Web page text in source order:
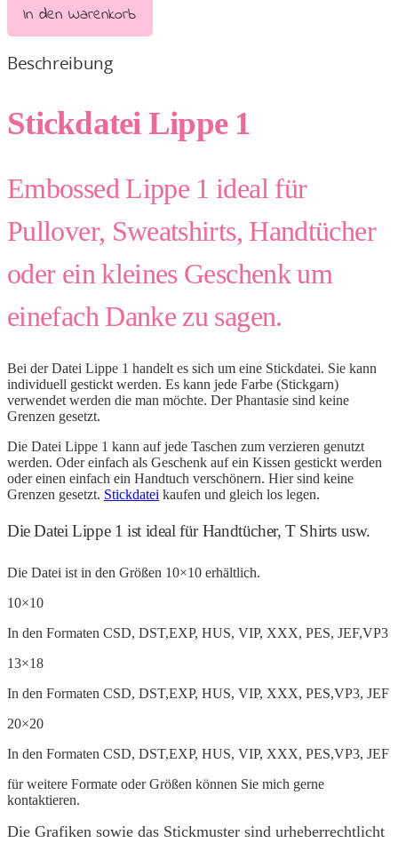
In den Warenkorb
Beschreibung
Stickdatei Lippe 1
Embossed Lippe 1 ideal für
Pullover, Sweatshirts, Handtücher
oder ein kleines Geschenk um
einefach Danke zu sagen.
Bei der Datei Lippe 1 handelt es sich um eine Stickdatei. Sie kann
individuell gestickt werden. Es kann jede Farbe (Stickgarn)
verwendet werden die man möchte. Der Phantasie sind keine
Grenzen gesetzt.
Die Datei Lippe 1 kann auf jede Taschen zum verzieren genutzt
werden. Oder einfach als Geschenk auf ein Kissen gestickt werden
oder einen einfach ein Handtuch verschönern. Hier sind keine
Grenzen gesetzt. Stickdatei kaufen und gleich los legen.
Die Datei Lippe 1 ist ideal für Handtücher, T Shirts usw.
Die Datei ist in den Größen 10×10 erhältlich.
10×10
In den Formaten CSD, DST,EXP, HUS, VIP, XXX, PES, JEF,VP3
13×18
In den Formaten CSD, DST,EXP, HUS, VIP, XXX, PES,VP3, JEF
20×20
In den Formaten CSD, DST,EXP, HUS, VIP, XXX, PES,VP3, JEF
für weitere Formate oder Größen können Sie mich gerne
kontaktieren.
Die Grafiken sowie das Stickmuster sind urheberrechtlicht